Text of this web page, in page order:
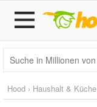
Hood › Haushalt & Küche